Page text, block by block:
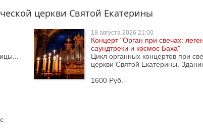
церкви Святой Екатерины
18 августа 2026 21:00
Концерт "Орган при свечах:
саундтреки и космос Баха"
Цикл органных концертов при
церкви Святой Екатерины.
1600 Руб.